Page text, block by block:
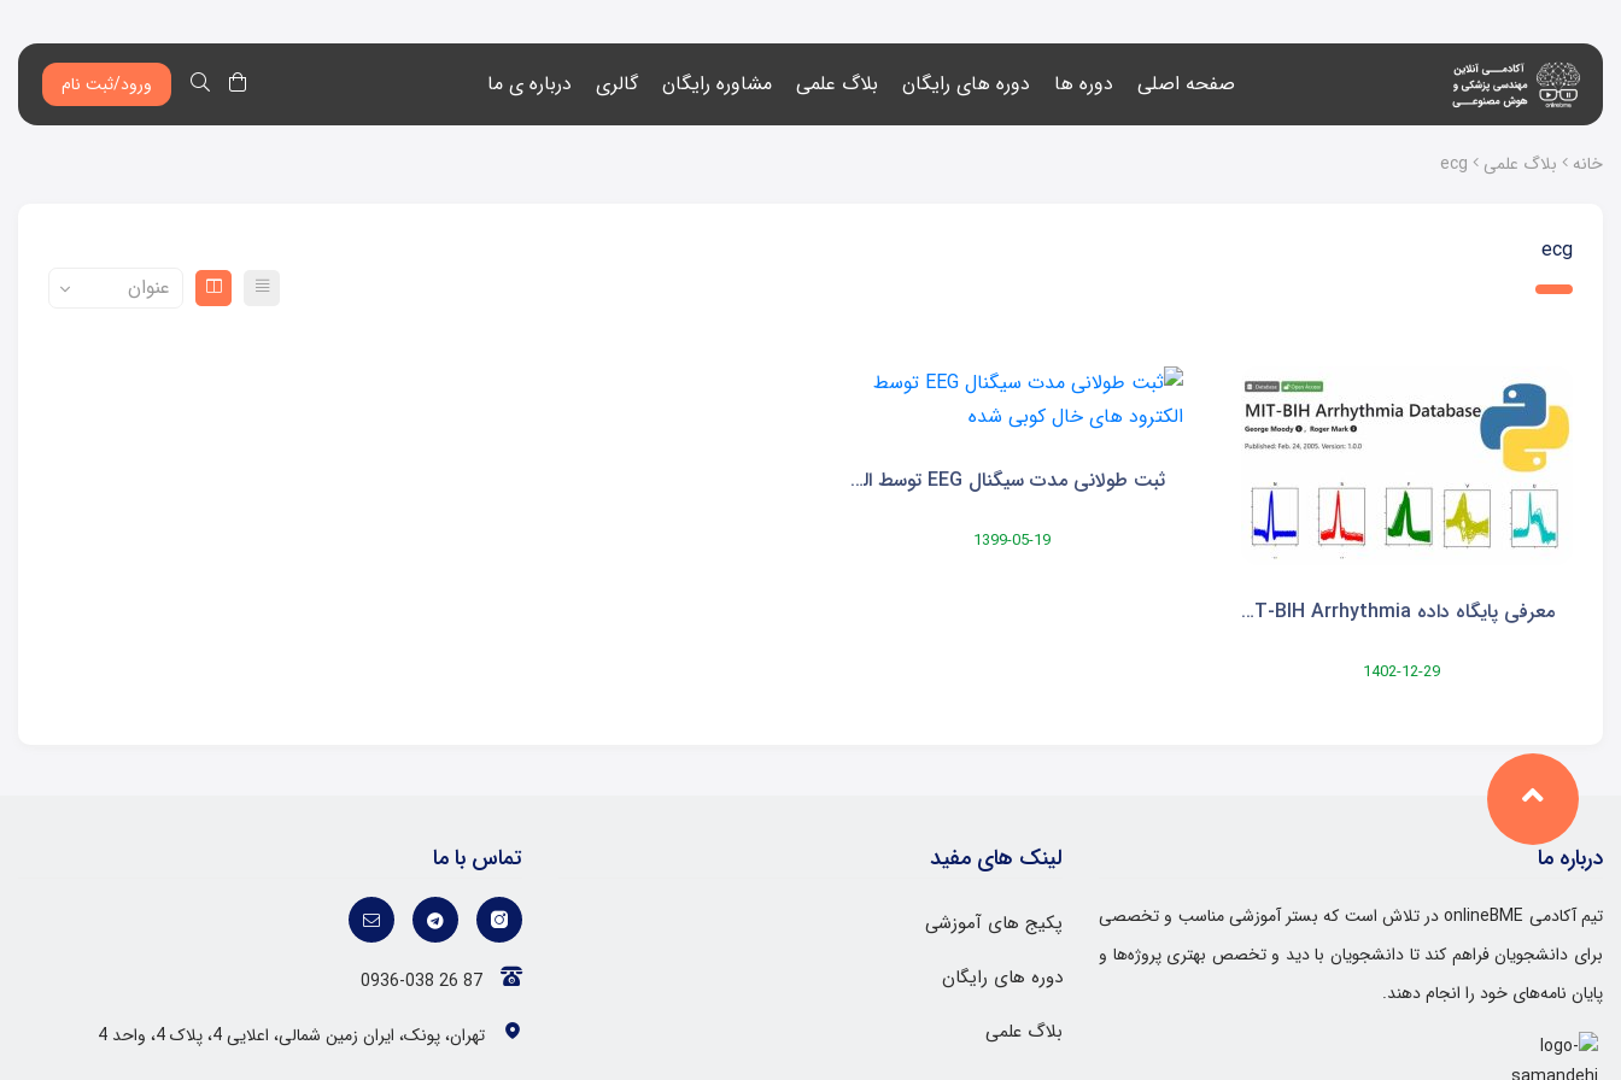
صفحه اصلی دوره ها دوره های رایگان بلاگ علمی مشاوره رایگان گالری درباره ی ما ورود/ثبت نام
خانه بلاگ علمی ecg
ecg
معرفی پایگاه داده MIT-BIH Arrhythmia فیزیونت و نحوه خواندن آن در پایتون
1402-12-29
ثبت طولانی مدت سیگنال EEG توسط الکترود های خال کوبی شده
1399-05-19
درباره ما
تیم آکادمی onlineBME در تلاش است که بستر آموزشی مناسب و تخصصی
برای دانشجویان فراهم کند تا دانشجویان با دید و تخصص بهتری پروژه‌ها و
پایان نامه‌های خود را انجام دهند.
لینک های مفید
پکیج های آموزشی
دوره های رایگان
بلاگ علمی
تماس با ما
0936-038 26 87
تهران، پونک، ایران زمین شمالی، اعلایی 4، پلاک 4، واحد 4